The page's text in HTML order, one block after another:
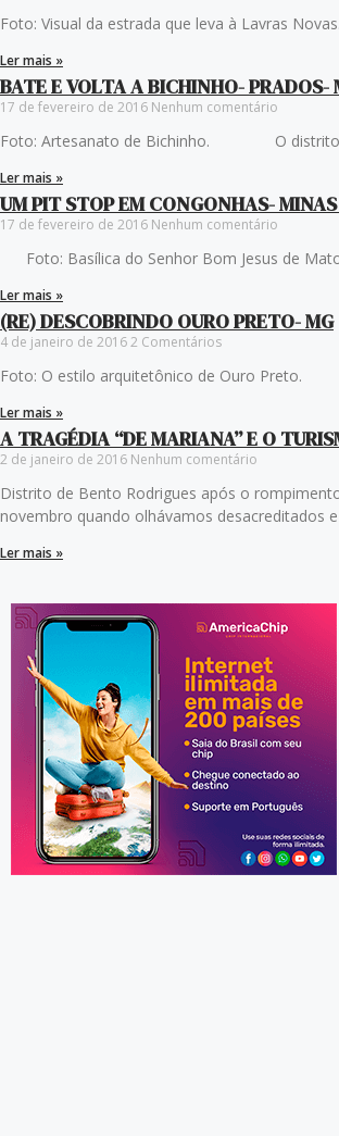
Foto: Visual da estrada que leva à Lavras
Ler mais »
BATE E VOLTA A BICHINHO- PRADOS-
17 de fevereiro de 2016 Nenhum comentário
Foto: Artesanato de Bichinho. O distrito de
Ler mais »
UM PIT STOP EM CONGONHAS-
17 de fevereiro de 2016 Nenhum comentário
Foto: Basílica do Senhor Bom Jesus de
Ler mais »
(RE) DESCOBRINDO OURO PRETO- MG
4 de janeiro de 20162 Comentários
Foto: O estilo arquitetônico de Ouro Preto.
Ler mais »
A TRAGÉDIA “DE MARIANA” E O
2 de janeiro de 2016 Nenhum comentário
Distrito de Bento Rodrigues após o
novembro quando olhávamos desacreditados
Ler mais »